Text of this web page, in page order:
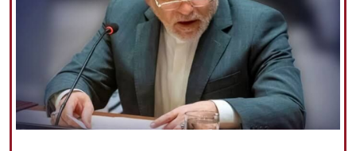
взгляд
Мультимедиа
فارسی|English العربیه
עברית|русский |中文